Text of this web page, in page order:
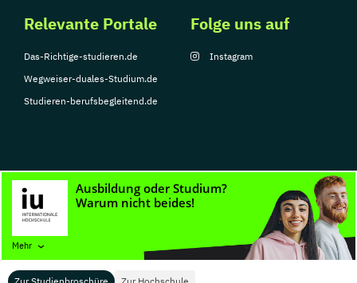
Mehr
Relevante Portale
Das-Richtige-studieren.de
Wegweiser-duales-Studium.de
Studieren-berufsbegleitend.de
Folge uns auf
Instagram
© Copyright 2026, TarGroup Media GmbH
Nutzungsbedingungen